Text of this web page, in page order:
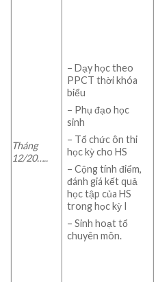
Tháng
12/20…..
– Dạy học theo
PPCT thời khóa
biểu
– Phụ đạo học
sinh
– Tổ chức ôn thi
học kỳ cho HS
– Cộng tính điểm,
đánh giá kết quả
học tập của HS
trong học kỳ I
– Sinh hoạt tổ
chuyên môn.